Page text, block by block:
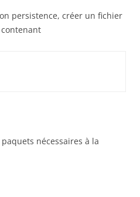
persistence, créer un fichier
nécessaires à la